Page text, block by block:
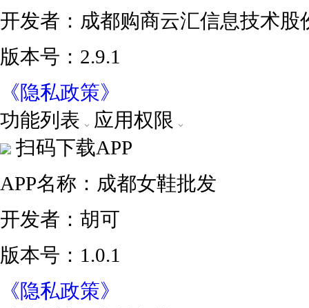
开发者：成都购商云汇信息技术股
版本号：2.9.1
《隐私政策》
功能列表
应用权限
扫码下载APP
APP名称：成都女鞋批发
开发者：胡可
版本号：1.0.1
《隐私政策》